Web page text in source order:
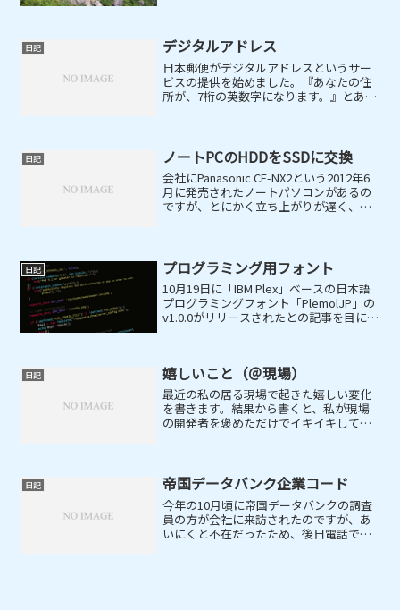
たが、それ...
日記 デジタルアドレス
日本郵便がデジタルアドレスというサー
ビスの提供を始めました。『あなたの住
所が、7桁の英数字になります。』とある
は勘違いです😅7桁の...
日記 ノートPCのHDDをSSDに交換
会社にPanasonic CF-NX2という2012年6
月に発売されたノートパソコンがあるの
ですが、とにかく立ち上がりが遅く、電
ま...
日記 プログラミング用フォント
10月19日に「IBM Plex」ベースの日本語
プログラミングフォント「PlemolJP」の
v1.0.0がリリースされたとの記事を目にし
日記 嬉しいこと（＠現場）
最近の私の居る現場で起きた嬉しい変化
を書きます。結果から書くと、私が現場
の開発者を褒めただけでイキイキしてき
います。（笑）主にDB...
日記 帝国データバンク企業コード
今年の10月頃に帝国データバンクの調査
員の方が会社に来訪されたのですが、あ
いにくと不在だったため、後日電話での